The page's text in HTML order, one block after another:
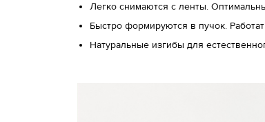
Легко снимаются с ленты.
Быстро формируются в пучок.
Натуральные изгибы для